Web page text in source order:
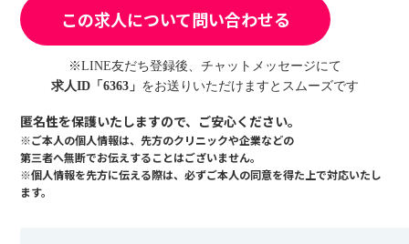
この求人について問い合わせる
※LINE友だち登録後、チャットメッセージにて
求人ID「6363」 をお送りいただけますとスムーズです
匿名性を保護いたしますので、ご安心ください。
※ご本人の個人情報は、先方のクリニックや企業などの
第三者へ無断でお伝えすることはございません。
※個人情報を先方に伝える際は、必ずご本人の同意を得た上で対応いたし
ます。